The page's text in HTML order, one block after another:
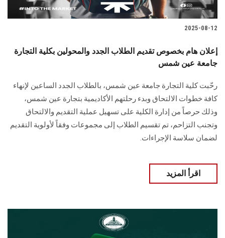
2025-08-12
إعلان هام بخصوص تقديم الطلاب الجدد والمحولين بكلية التجارة
جامعة عين شمس
رحّبت كلية التجارة جامعة عين شمس، بالطلاب الجدد الساعين لإنهاء
كافة خطوات الالتحاق وبدء رحلتهم الأكاديمية بتجارة عين شمس،
وذلك حرصاً من إدارة الكلية على تسهيل عملية التقديم والالتحاق
وتجنب التزاحم، تم تقسيم الطلاب إلى مجموعات وفقاً لأولوية التقديم
لضمان سلاسة الإجراءات.
اقرأ المزيد